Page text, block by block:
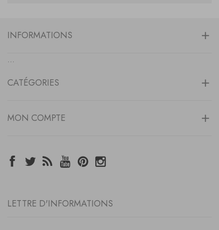
INFORMATIONS
...
CATÉGORIES
MON COMPTE
LETTRE D'INFORMATIONS